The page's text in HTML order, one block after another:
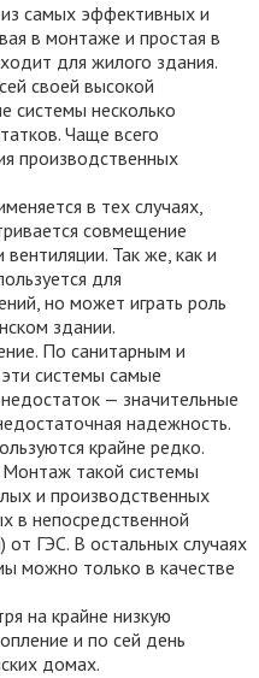
самых эффективных и
в монтаже и простая в
для жилого здания.
своей высокой
системы несколько
Чаще всего
производственных
в тех случаях,
совмещение
Так же, как и
для
но может играть роль
здании.
По санитарным и
системы самые
— значительные
надежность.
крайне редко.
Монтаж такой системы
и производственных
в непосредственной
ГЭС. В остальных случаях
можно только в качестве
на крайне низкую
и по сей день
домах.